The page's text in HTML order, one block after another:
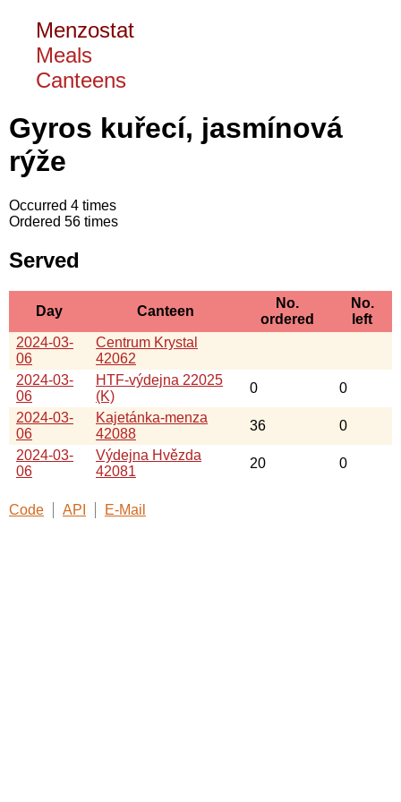
Menzostat
Meals
Canteens
Gyros kuřecí, jasmínová
rýže
Occurred 4 times
Ordered 56 times
Served
Day Canteen
No.
ordered
No.
left
2024-03-
06
Centrum Krystal
42062
2024-03-
06
HTF-výdejna 22025
(K)
0
0
2024-03-
06
Kajetánka-menza
42088
36
0
2024-03-
06
Výdejna Hvězda
42081
20 0
Code API E-Mail